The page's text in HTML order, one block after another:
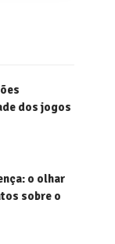
dos jogos
o olhar
sobre o